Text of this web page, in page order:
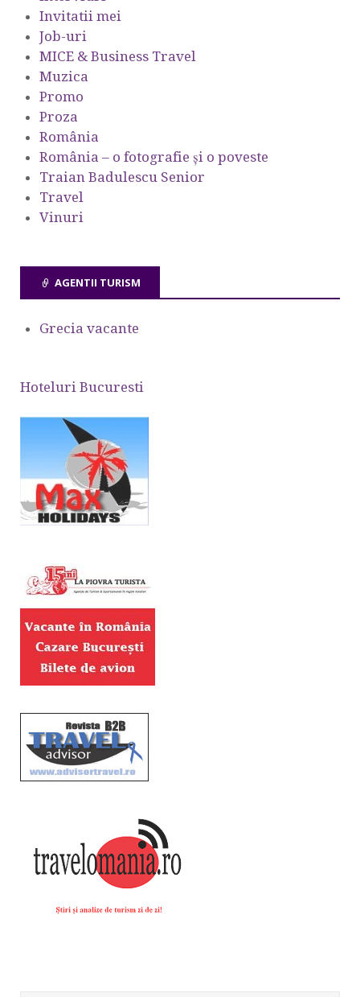
Invitatii mei
Job-uri
MICE & Business Travel
Muzica
Promo
Proza
România
România – o fotografie şi o poveste
Traian Badulescu Senior
Travel
Vinuri
AGENTII TURISM
Grecia vacante
Hoteluri Bucuresti